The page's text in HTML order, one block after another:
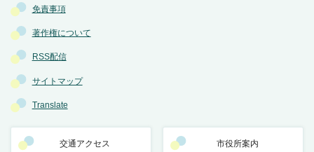
免責事項
著作権について
RSS配信
サイトマップ
Translate
交通アクセス 市役所案内